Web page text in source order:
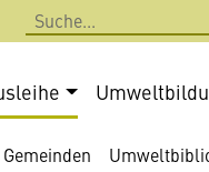
Suche
Gemeinden